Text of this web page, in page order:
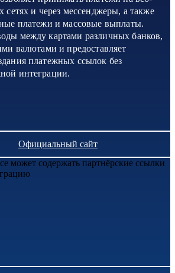
сетях и через мессенджеры, а также
платежи и массовые выплаты.
между картами различных банков,
валютами и предоставляет
платежных ссылок без
интеграции.
Официальный сайт
может содержать партнёрские ссылки